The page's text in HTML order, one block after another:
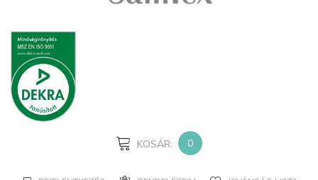
KOSÁR: 0
A